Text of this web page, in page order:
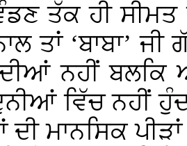
ਤੱਕ ਹੀ ਸੀਮਤ
ਤਾਂ ‘ਬਾਬਾ’
ਦੀਆਂ ਨਹੀਂ
ਵਿੱਚ ਨਹੀਂ
ਦੀ ਮਾਨਸਿਕ